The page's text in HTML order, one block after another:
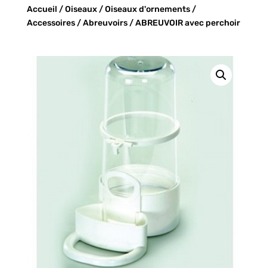
Accueil /Oiseaux/Oiseaux d'ornements/
Accessoires/Abreuvoirs/ ABREUVOIR avec perchoir